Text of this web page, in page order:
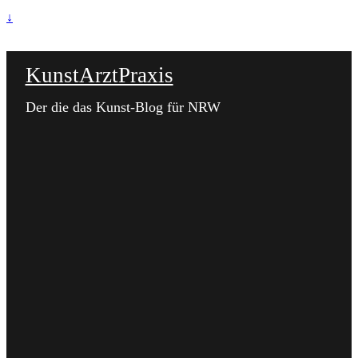
↓
KunstArztPraxis
Der die das Kunst-Blog für NRW